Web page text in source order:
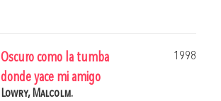
Oscuro como la tumba
donde yace mi amigo
1998
Lowry, Malcolm.